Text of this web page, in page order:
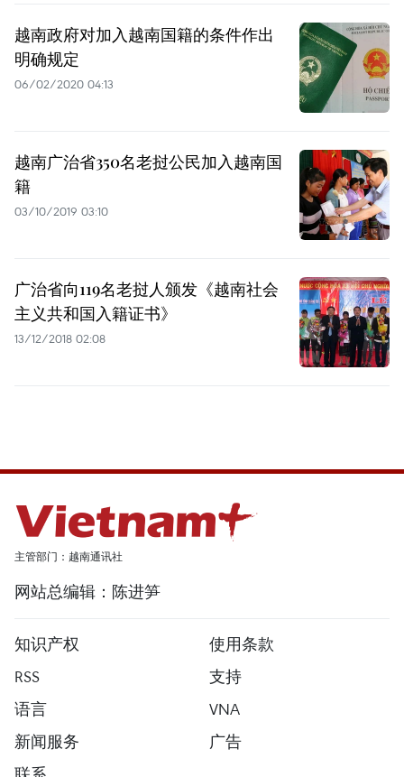
越南政府对加入越南国籍的条件作出
明确规定
06/02/2020 04:13
越南广治省350名老挝公民加入越南国
籍
03/10/2019 03:10
广治省向119名老挝人颁发《越南社会
主义共和国入籍证书》
13/12/2018 02:08
主管部门：越南通讯社
网站总编辑：陈进笋
知识产权
使用条款
RSS
支持
语言
VNA
新闻服务
广告